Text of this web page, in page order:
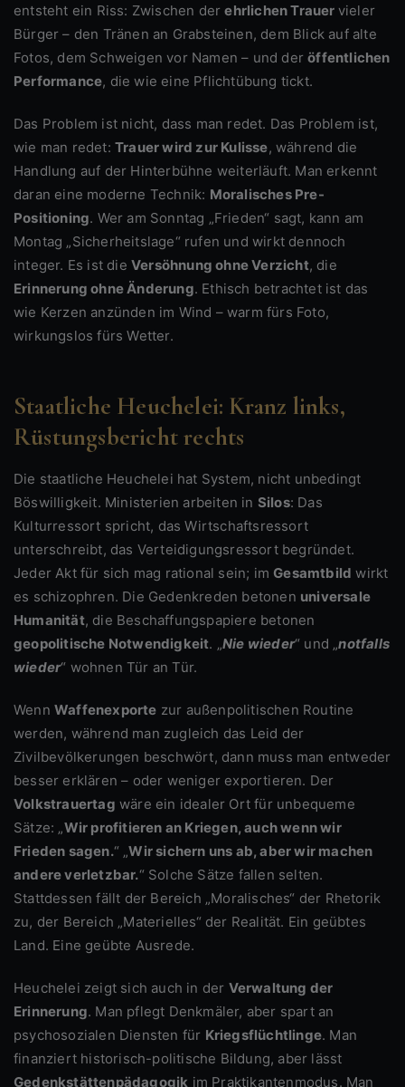
entsteht ein Riss: Zwischen derehrlichen Trauer vieler
Bürger – den Tränen an Grabsteinen, dem Blick auf alte
Fotos, dem Schweigen vor Namen – und deröffentlichen
Performance, die wie eine Pflichtübung tickt.
Das Problem ist nicht, dass man redet. Das Problem ist,
wie man redet: Trauer wird zur Kulisse, während die
Handlung auf der Hinterbühne weiterläuft. Man erkennt
daran eine moderne Technik: Moralisches Pre-
Positioning. Wer am Sonntag „Frieden“ sagt, kann am
Montag „Sicherheitslage“ rufen und wirkt dennoch
integer. Es ist die Versöhnung ohne Verzicht, die
Erinnerung ohne Änderung. Ethisch betrachtet ist das
wie Kerzen anzünden im Wind – warm fürs Foto,
wirkungslos fürs Wetter.
Staatliche Heuchelei: Kranz links,
Rüstungsbericht rechts
Die staatliche Heuchelei hat System, nicht unbedingt
Böswilligkeit. Ministerien arbeiten in Silos: Das
Kulturressort spricht, das Wirtschaftsressort
unterschreibt, das Verteidigungsressort begründet.
Jeder Akt für sich mag rational sein; im Gesamtbild wirkt
es schizophren. Die Gedenkreden betonen universale
Humanität, die Beschaffungspapiere betonen
geopolitische Notwendigkeit. „Nie wieder“ und „notfalls
wieder“ wohnen Tür an Tür.
WennWaffenexporte zur außenpolitischen Routine
werden, während man zugleich das Leid der
Zivilbevölkerungen beschwört, dann muss man entweder
besser erklären – oder weniger exportieren. Der
Volkstrauertag wäre ein idealer Ort für unbequeme
Sätze: „Wir profitieren an Kriegen, auch wenn wir
Frieden sagen.“ „Wir sichern uns ab, aber wir machen
andere verletzbar.“ Solche Sätze fallen selten.
Stattdessen fällt der Bereich „Moralisches“ der Rhetorik
zu, der Bereich „Materielles“ der Realität. Ein geübtes
Land. Eine geübte Ausrede.
Heuchelei zeigt sich auch in der Verwaltung der
Erinnerung. Man pflegt Denkmäler, aber spart an
psychosozialen Diensten für Kriegsflüchtlinge. Man
finanziert historisch-politische Bildung, aber lässt
Gedenkstättenpädagogik im Praktikantenmodus. Man